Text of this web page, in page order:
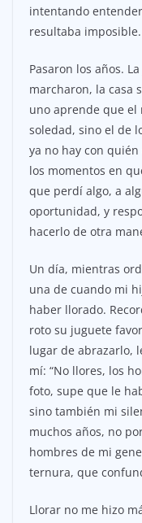
intentando
resultaba imposible.
Pasaron los años.
marcharon, la casa
uno aprende que el
soledad, sino el de
ya no hay con
los momentos en
que perdí algo, a
oportunidad, y
hacerlo de otra
Un día, mientras
una de cuando mi
haber llorado.
roto su juguete
lugar de abrazarlo,
mí: “No llores, los
foto, supe que le
sino también mi
muchos años, no
hombres de mi
ternura, que
Llorar no me hizo